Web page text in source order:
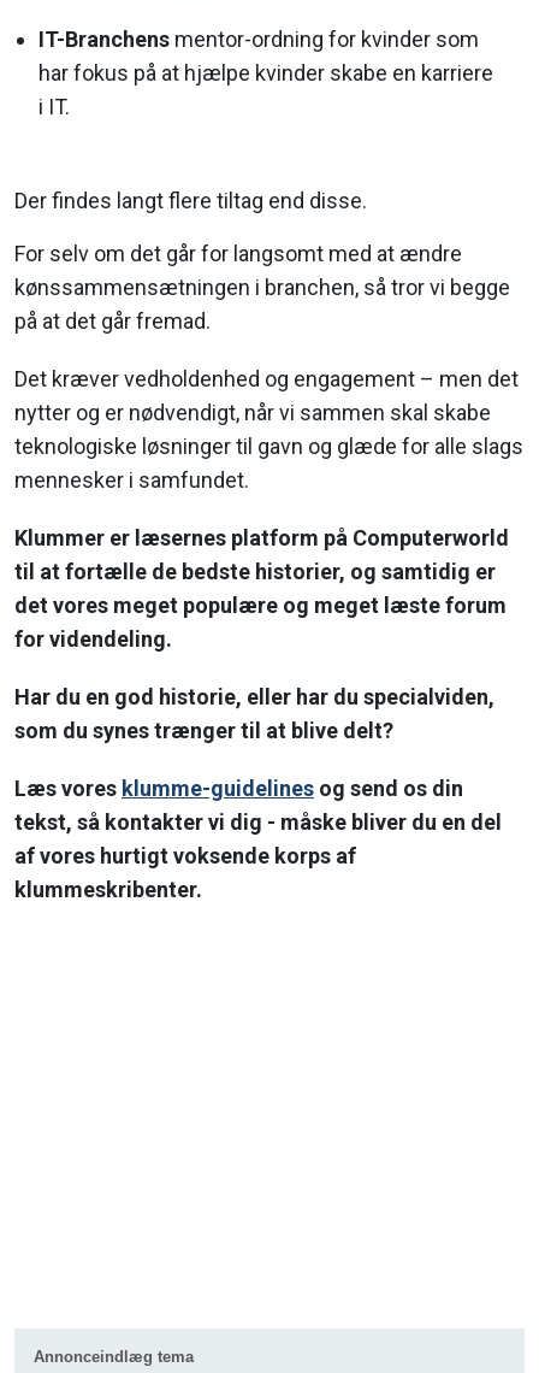
IT-Branchens mentor-ordning for kvinder som
har fokus på at hjælpe kvinder skabe en karriere
i IT.
Der findes langt flere tiltag end disse.
For selv om det går for langsomt med at ændre
kønssammensætningen i branchen, så tror vi begge
på at det går fremad.
Det kræver vedholdenhed og engagement – men det
nytter og er nødvendigt, når vi sammen skal skabe
teknologiske løsninger til gavn og glæde for alle slags
mennesker i samfundet.
Klummer er læsernes platform på Computerworld
til at fortælle de bedste historier, og samtidig er
det vores meget populære og meget læste forum
for videndeling.
Har du en god historie, eller har du specialviden,
som du synes trænger til at blive delt?
Læs vores klumme-guidelines og send os din
tekst, så kontakter vi dig - måske bliver du en del
af vores hurtigt voksende korps af
klummeskribenter.
Annonceindlæg tema